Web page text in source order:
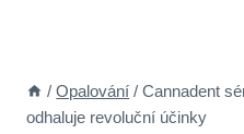
/ Opalování / Cannadent
odhaluje revoluční účinky